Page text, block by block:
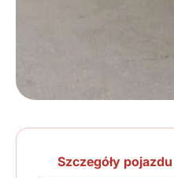
Szczegóły pojazdu